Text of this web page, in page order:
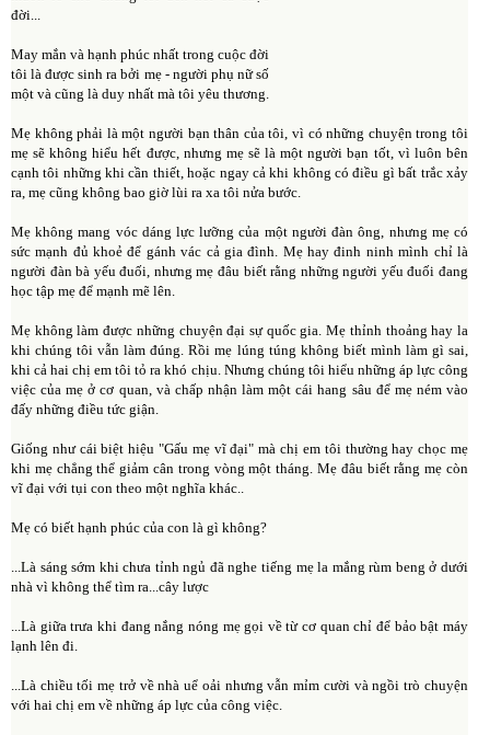
đời...
May mắn và hạnh phúc nhất trong cuộc đời
tôi là được sinh ra bởi mẹ - người phụ nữ số
một và cũng là duy nhất mà tôi yêu thương.
Mẹ không phải là một người bạn thân của tôi, vì có những chuyện trong tôi
mẹ sẽ không hiểu hết được, nhưng mẹ sẽ là một người bạn tốt, vì luôn bên
cạnh tôi những khi cần thiết, hoặc ngay cả khi không có điều gì bất trắc xảy
ra, mẹ cũng không bao giờ lùi ra xa tôi nửa bước.
Mẹ không mang vóc dáng lực lưỡng của một người đàn ông, nhưng mẹ có
sức mạnh đủ khoẻ để gánh vác cả gia đình. Mẹ hay đinh ninh mình chỉ là
người đàn bà yếu đuối, nhưng mẹ đâu biết rằng những người yếu đuối đang
học tập mẹ để mạnh mẽ lên.
Mẹ không làm được những chuyện đại sự quốc gia. Mẹ thỉnh thoảng hay la
khi chúng tôi vẫn làm đúng. Rồi mẹ lúng túng không biết mình làm gì sai,
khi cả hai chị em tôi tỏ ra khó chịu. Nhưng chúng tôi hiểu những áp lực công
việc của mẹ ở cơ quan, và chấp nhận làm một cái hang sâu để mẹ ném vào
đấy những điều tức giận.
Giống như cái biệt hiệu "Gấu mẹ vĩ đại" mà chị em tôi thường hay chọc mẹ
khi mẹ chẳng thể giảm cân trong vòng một tháng. Mẹ đâu biết rằng mẹ còn
vĩ đại với tụi con theo một nghĩa khác..
Mẹ có biết hạnh phúc của con là gì không?
...Là sáng sớm khi chưa tỉnh ngủ đã nghe tiếng mẹ la mắng rùm beng ở dưới
nhà vì không thể tìm ra...cây lược
...Là giữa trưa khi đang nắng nóng mẹ gọi về từ cơ quan chỉ để bảo bật máy
lạnh lên đi.
...Là chiều tối mẹ trở về nhà uể oải nhưng vẫn mỉm cười và ngồi trò chuyện
với hai chị em về những áp lực của công việc.